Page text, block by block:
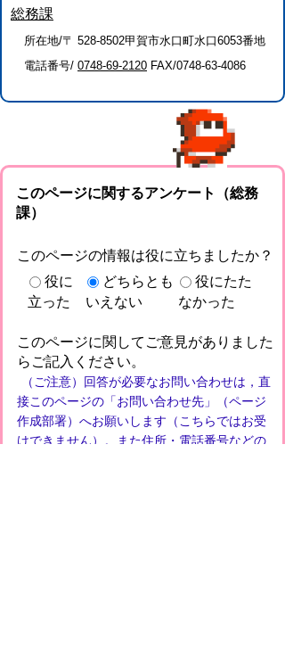
総務課
所在地/〒 528-8502甲賀市水口町水口6053番地
電話番号/ 0748-69-2120 FAX/0748-63-4086
このページに関するアンケート（総務
課）
このページの情報は役に立ちましたか？
役に
立った
どちらとも
いえない
役にたた
なかった
このページに関してご意見がありました
らご記入ください。
（ご注意）回答が必要なお問い合わせは，直
接このページの「お問い合わせ先」（ページ
作成部署）へお願いします（こちらではお受
けできません）。また住所・電話番号などの